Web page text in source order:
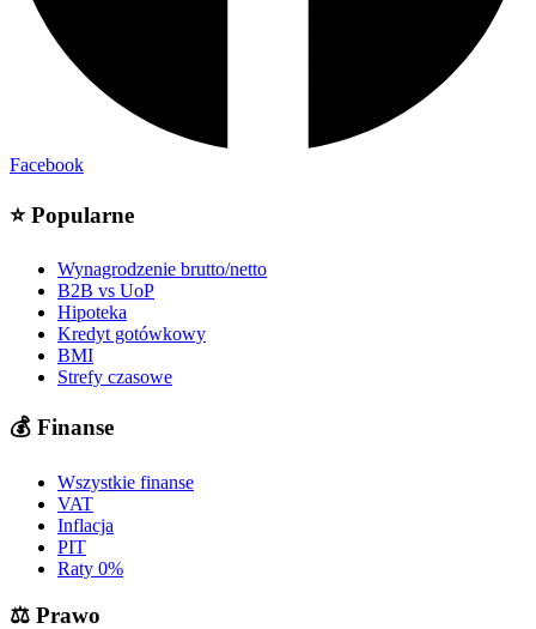
Facebook
⭐ Popularne
Wynagrodzenie brutto/netto
B2B vs UoP
Hipoteka
Kredyt gotówkowy
BMI
Strefy czasowe
💰 Finanse
Wszystkie finanse
VAT
Inflacja
PIT
Raty 0%
⚖️ Prawo